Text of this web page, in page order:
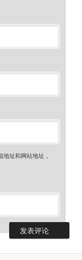
址和网站地址，